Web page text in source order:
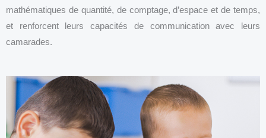
mathématiques de quantité, de comptage, d’espace et de temps,
et renforcent leurs capacités de communication avec leurs
camarades.